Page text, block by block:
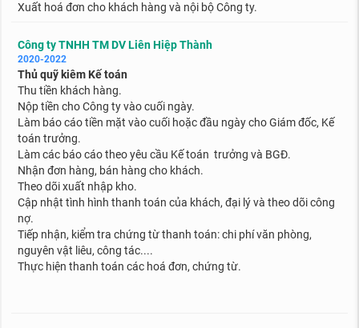
Xuất hoá đơn cho khách hàng và nội bộ Công ty.
Công ty TNHH TM DV Liên Hiệp Thành
2020-2022
Thủ quỹ kiêm Kế toán
Thu tiền khách hàng.
Nộp tiền cho Công ty vào cuối ngày.
Làm báo cáo tiền mặt vào cuối hoặc đầu ngày cho Giám đốc, Kế
toán trưởng.
Làm các báo cáo theo yêu cầu Kế toán trưởng và BGĐ.
Nhận đơn hàng, bán hàng cho khách.
Theo dõi xuất nhập kho.
Cập nhật tình hình thanh toán của khách, đại lý và theo dõi công
nợ.
Tiếp nhận, kiểm tra chứng từ thanh toán: chi phí văn phòng,
nguyên vật liêu, công tác....
Thực hiện thanh toán các hoá đơn, chứng từ.